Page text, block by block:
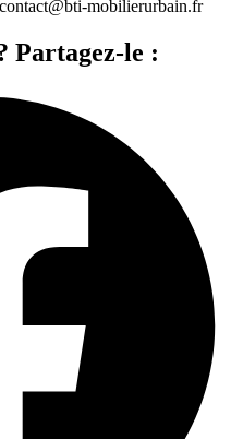
mobilierurbain.fr
Partagez-le :